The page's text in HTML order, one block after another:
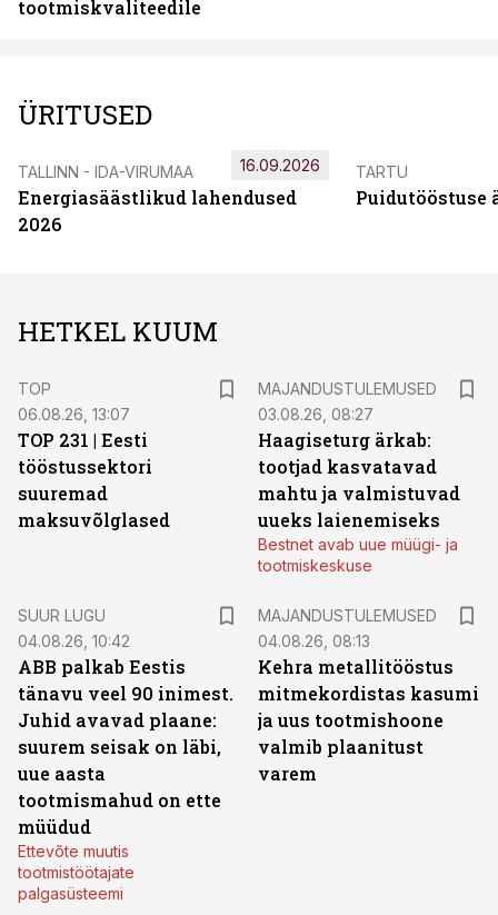
tootmiskvaliteedile
ÜRITUSED
TALLINN - IDA-VIRUMAA
Energiasäästlikud lahendused
2026
16.09.2026 TARTU
Puidutööstuse
HETKEL KUUM
TOP
06.08.26, 13:07
TOP 231 | Eesti
tööstussektori
suuremad
maksuvõlglased
MAJANDUSTULEMUSED
03.08.26, 08:27
Haagiseturg ärkab:
tootjad kasvatavad
mahtu ja valmistuvad
uueks laienemiseks
Bestnet avab uue müügi- ja
tootmiskeskuse
SUUR LUGU
04.08.26, 10:42
ABB palkab Eestis
tänavu veel 90 inimest.
Juhid avavad plaane:
suurem seisak on läbi,
uue aasta
tootmismahud on ette
müüdud
Ettevõte muutis
tootmistöötajate
palgasüsteemi
MAJANDUSTULEMUSED
04.08.26, 08:13
Kehra metallitööstus
mitmekordistas kasumi
ja uus tootmishoone
valmib plaanitust
varem